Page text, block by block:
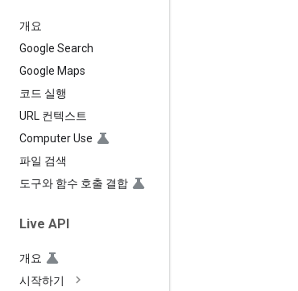
개요
Google Search
Google Maps
코드 실행
URL 컨텍스트
Computer Use
파일 검색
도구와 함수 호출 결합
Live API
개요
시작하기